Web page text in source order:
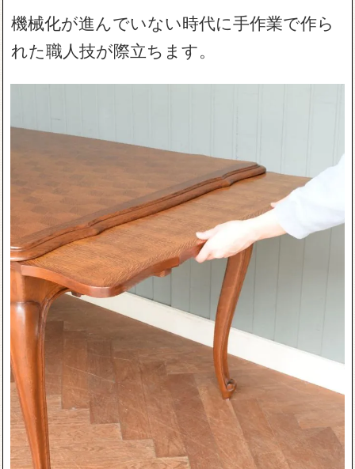
機械化が進んでいない時代に手作業で作ら
れた職人技が際立ちます。